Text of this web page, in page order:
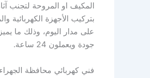
المكيف او المروحة لتجنب
بتركيب الأجهزة الكهربائية
على مدار اليوم، وذلك ما
جودة ويعملون 24 ساعة.
فني كهربائي محافظة